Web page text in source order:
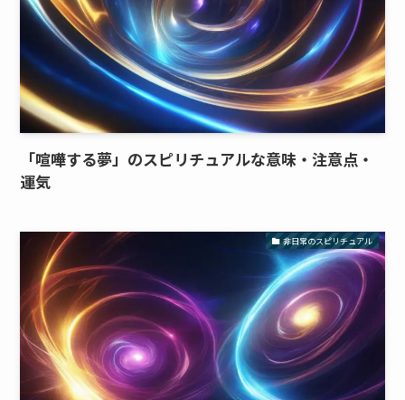
「喧嘩する夢」のスピリチュアルな意味・注意点・
運気
非日常のスピリチュアル